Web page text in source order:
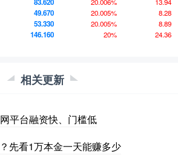
83.620 20.006%
13.94
49.670 20.005%
8.28
53.330 20.005%
8.89
146.160 20% 24.36
相关更新
平台融资快、门槛低
先看1万本金一天能赚多少